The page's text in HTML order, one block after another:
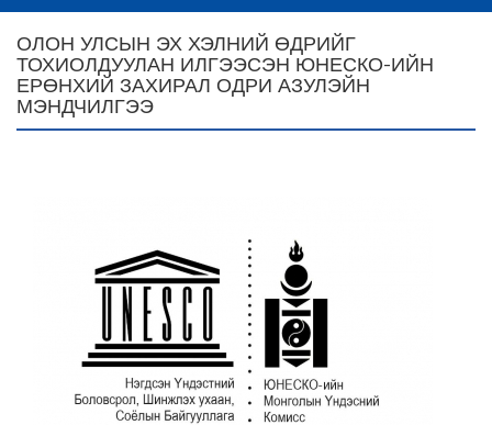
ОЛОН УЛСЫН ЭХ ХЭЛНИЙ ӨДРИЙГ
ТОХИОЛДУУЛАН ИЛГЭЭСЭН ЮНЕСКО-ИЙН
ЕРӨНХИЙ ЗАХИРАЛ ОДРИ АЗУЛЭЙН
МЭНДЧИЛГЭЭ